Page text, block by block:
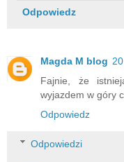
Odpowiedz
Magda M blog
Fajnie, że
wyjazdem w góry
Odpowiedz
Odpowiedzi